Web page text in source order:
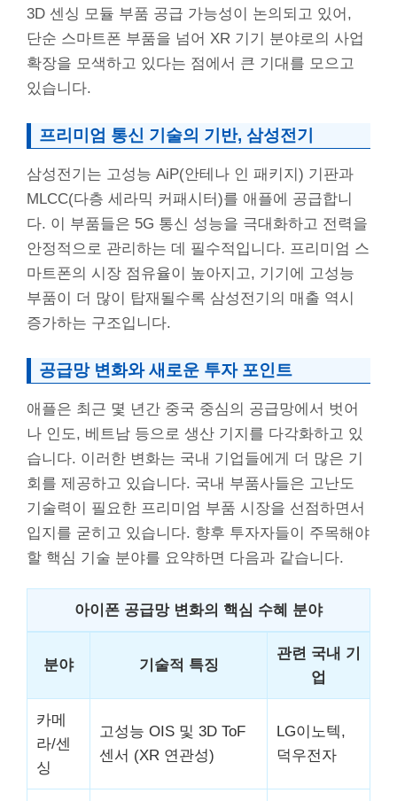
3D 센싱 모듈 부품 공급 가능성이 논의되고 있어,
단순 스마트폰 부품을 넘어 XR 기기 분야로의 사업
확장을 모색하고 있다는 점에서 큰 기대를 모으고
있습니다.
프리미엄 통신 기술의 기반, 삼성전기
삼성전기는 고성능 AiP(안테나 인 패키지) 기판과
MLCC(다층 세라믹 커패시터)를 애플에 공급합니
다. 이 부품들은 5G 통신 성능을 극대화하고 전력을
안정적으로 관리하는 데 필수적입니다. 프리미엄 스
마트폰의 시장 점유율이 높아지고, 기기에 고성능
부품이 더 많이 탑재될수록 삼성전기의 매출 역시
증가하는 구조입니다.
공급망 변화와 새로운 투자 포인트
애플은 최근 몇 년간 중국 중심의 공급망에서 벗어
나 인도, 베트남 등으로 생산 기지를 다각화하고 있
습니다. 이러한 변화는 국내 기업들에게 더 많은 기
회를 제공하고 있습니다. 국내 부품사들은 고난도
기술력이 필요한 프리미엄 부품 시장을 선점하면서
입지를 굳히고 있습니다. 향후 투자자들이 주목해야
할 핵심 기술 분야를 요약하면 다음과 같습니다.
아이폰 공급망 변화의 핵심 수혜 분야
분야 기술적 특징
관련 국내 기
업
카메
라/센
싱
고성능 OIS 및 3D ToF
센서 (XR 연관성)
LG이노텍,
덕우전자